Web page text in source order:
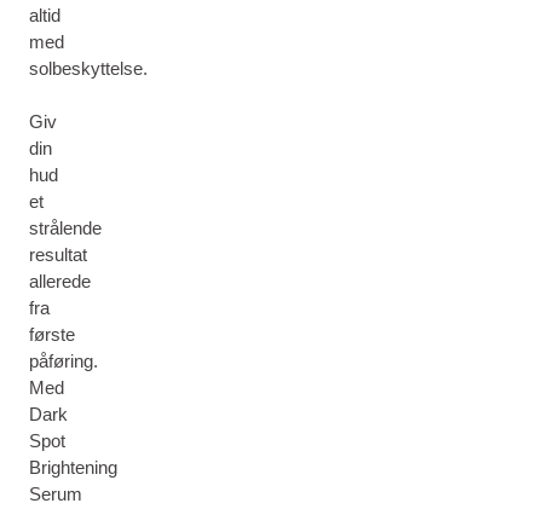
altid
med
solbeskyttelse.
Giv
din
hud
et
strålende
resultat
allerede
fra
første
påføring.
Med
Dark
Spot
Brightening
Serum